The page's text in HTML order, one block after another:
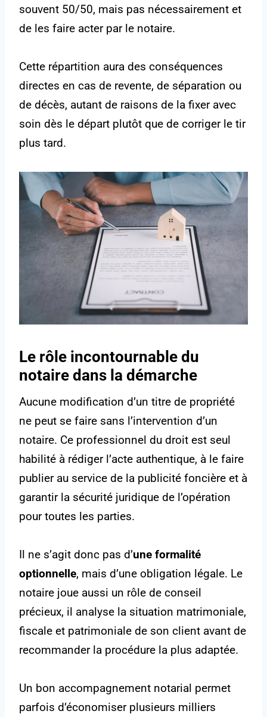
souvent 50/50, mais pas nécessairement et
de les faire acter par le notaire.
Cette répartition aura des conséquences
directes en cas de revente, de séparation ou
de décès, autant de raisons de la fixer avec
soin dès le départ plutôt que de corriger le tir
plus tard.
Le rôle incontournable du
notaire dans la démarche
Aucune modification d’un titre de propriété
ne peut se faire sans l’intervention d’un
notaire. Ce professionnel du droit est seul
habilité à rédiger l’acte authentique, à le faire
publier au service de la publicité foncière et à
garantir la sécurité juridique de l’opération
pour toutes les parties.
Il ne s’agit donc pas d’une formalité
optionnelle, mais d’une obligation légale. Le
notaire joue aussi un rôle de conseil
précieux, il analyse la situation matrimoniale,
fiscale et patrimoniale de son client avant de
recommander la procédure la plus adaptée.
Un bon accompagnement notarial permet
parfois d’économiser plusieurs milliers